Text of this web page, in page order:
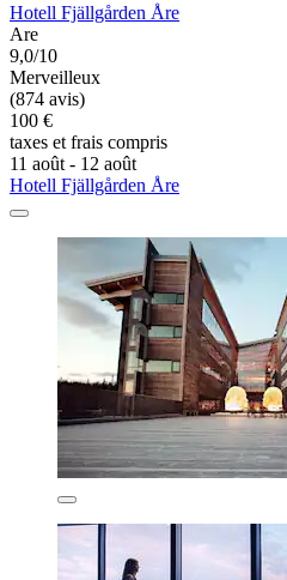
Hotell Fjällgården Åre
Are
9,0/10
Merveilleux
(874 avis)
100 €
taxes et frais compris
11 août - 12 août
Hotell Fjällgården Åre